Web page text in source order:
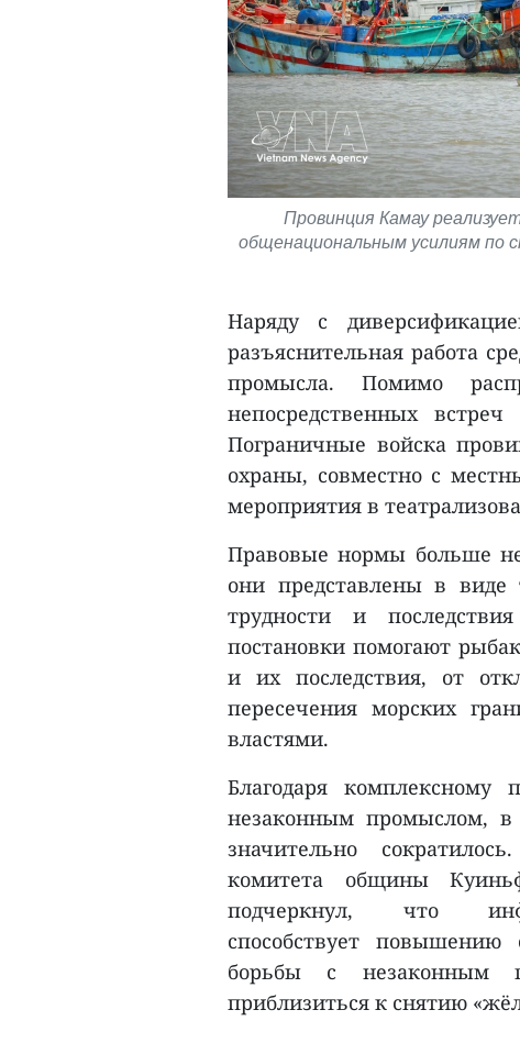
Провинция Камау
общенациональным усилиям по
Наряду с
разъяснительная работа
промысла. Помимо
непосредственных
Пограничные войска
охраны, совместно с
мероприятия в
Правовые нормы больше
они представлены в виде
трудности и
постановки помогают
и их последствия, от
пересечения морских
властями.
Благодаря комплексному
незаконным промыслом,
значительно
комитета общины
подчеркнул, что
способствует повышению
борьбы с незаконным
приблизиться к снятию